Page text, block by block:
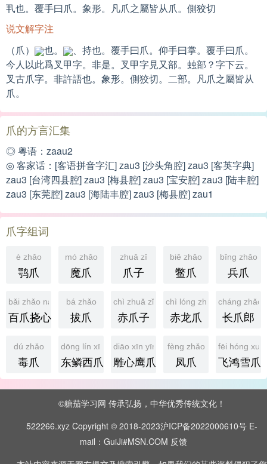
丮也。覆手曰爪。象形。凡爪之屬皆从爪。側狡切
说文解字注
（爪）
也。
、持也。覆手曰爪。仰手曰掌。覆手曰爪。
今人以此爲叉甲字。非是。叉甲字見又部。䖵部？字下云。
叉古爪字。非許語也。象形。側狡切。二部。凡爪之屬皆从
爪。
爪的方言汇集
◎ 粤语：zaau2
◎ 客家话：[客语拼音字汇] zau3 [沙头角腔] zau3 [客英字典]
zau3 [台湾四县腔] zau3 [梅县腔] zau3 [宝安腔] zau3 [陆丰腔]
zau3 [东莞腔] zau3 [海陆丰腔] zau3 [梅县腔] zau1
爪字组词
è zhǎo
鹗爪
mó zhǎo
魔爪
zhuǎ zī
爪子
biē zhǎo
鳖爪
bīng zhǎo
兵爪
bǎi zhǎo náo xīn
百爪挠心
bá zhǎo
拔爪
chì zhuǎ zǐ
赤爪子
chì lóng zhǎo
赤龙爪
cháng zhǎo
长爪郎
dú zhǎo
毒爪
dōng lín xī zhǎo
东鳞西爪
diāo xīn yīng zhǎo
雕心鹰爪
fèng zhǎo
凤爪
fēi hóng xuě
飞鸿雪爪
©糖茄学习网 传承弘扬，中华优秀传统文化！
522266.xyz Copyright © 2018-2023沪ICP备2022000610号 E-
mail：GuiJi#MSN.COM 反馈